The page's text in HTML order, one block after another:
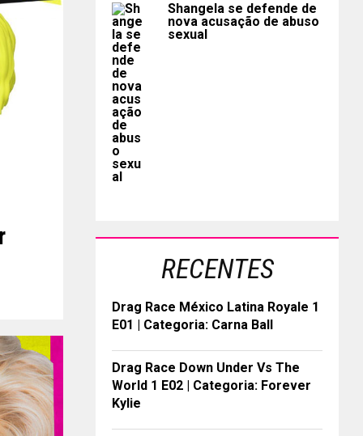
Shangela se defende de
nova acusação de abuso
sexual
RECENTES
Drag Race México Latina Royale 1
E01 | Categoria: Carna Ball
Drag Race Down Under Vs The
World 1 E02 | Categoria: Forever
Kylie